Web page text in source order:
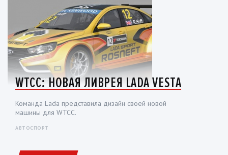
WTCC: НОВАЯ ЛИВРЕЯ LADA VESTA
Команда Lada представила дизайн своей новой
машины для WTCC.
АВТОСПОРТ